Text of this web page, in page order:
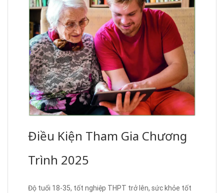
Điều Kiện Tham Gia Chương
Trình 2025
Độ tuổi 18-35, tốt nghiệp THPT trở lên, sức khỏe tốt